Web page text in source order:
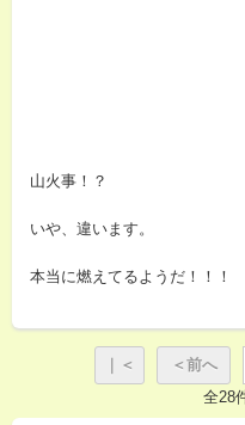
山火事！？
いや、違います。
本当に燃えてるようだ！！！
｜＜ ＜前へ
全28